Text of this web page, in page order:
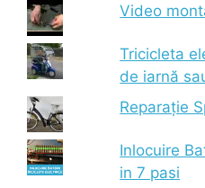
Video
Tricicleta
de iarnă
Reparație
Inlocuire
in 7 pasi